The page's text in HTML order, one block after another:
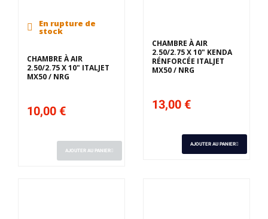
En rupture de
stock
CHAMBRE À AIR
2.50/2.75 X 10" ITALJET
MX50 / NRG
10,00 €
AJOUTER AU PANIER
CHAMBRE À AIR
2.50/2.75 X 10" KENDA
RÉNFORCÉE ITALJET
MX50 / NRG
13,00 €
AJOUTER AU PANIER